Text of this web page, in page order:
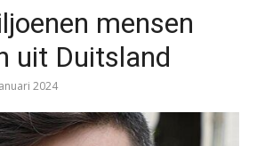
mensen
uit Duitsland
2024